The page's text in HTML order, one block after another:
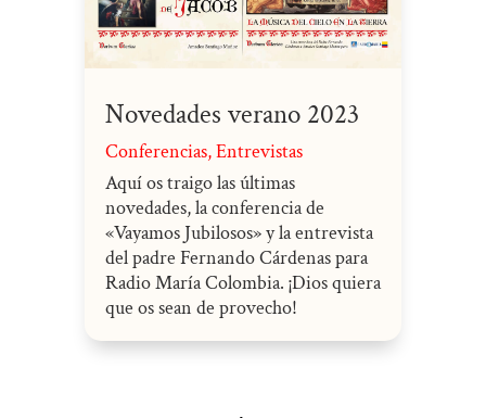
Novedades verano 2023
Conferencias,Entrevistas
Aquí os traigo las últimas
novedades, la conferencia de
«Vayamos Jubilosos» y la entrevista
del padre Fernando Cárdenas para
Radio María Colombia. ¡Dios quiera
que os sean de provecho!